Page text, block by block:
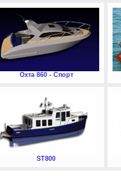
Охта 860 - Спорт
ST800